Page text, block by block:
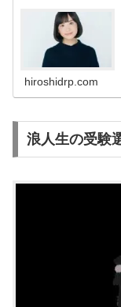
hiroshidrp.com
浪人生の受験